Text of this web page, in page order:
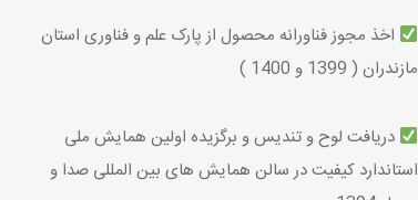
اخذ مجوز فناورانه محصول از پارک علم و فناوری استان
مازندران ( 1399 و 1400 )
دریافت لوح و تندیس و برگزیده اولین همایش ملی
استاندارد کیفیت در سالن همایش های بین المللی صدا و